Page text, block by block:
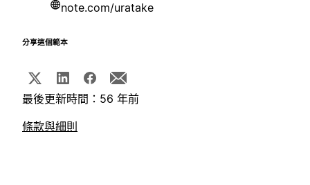
note.com/uratake
分享這個範本
最後更新時間：56 年前
條款與細則